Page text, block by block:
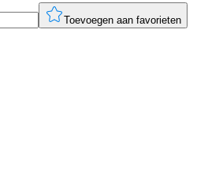
Toevoegen aan favorieten